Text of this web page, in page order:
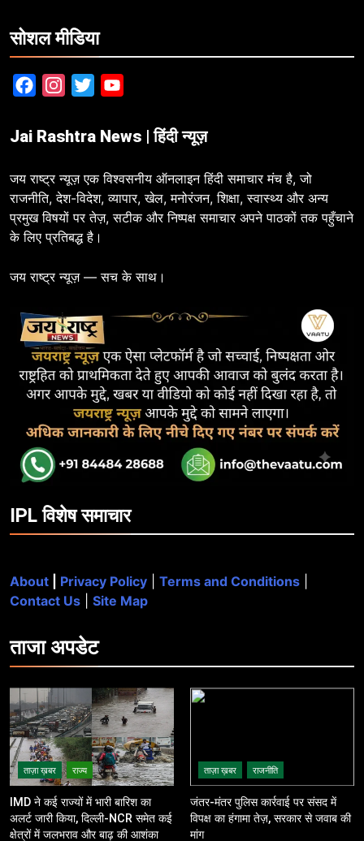
सोशल मीडिया
FacebookInstagram
Twitter
Jai Rashtra News | हिंदी न्यूज़
जय राष्ट्र न्यूज़ एक विश्वसनीय ऑनलाइन हिंदी समाचार मंच है, जो
राजनीति, देश-विदेश, व्यापार, खेल, मनोरंजन, शिक्षा, स्वास्थ्य और अन्य
प्रमुख विषयों पर तेज़, सटीक और निष्पक्ष समाचार अपने पाठकों तक पहुँचाने
के लिए प्रतिबद्ध है।
जय राष्ट्र न्यूज़ — सच के साथ।
IPL विशेष समाचार
About Privacy Policy Terms and Conditions
Contact Us
Site Map
ताजाअपडेट
ताज़ा ख़बर राज्य
IMD ने कई राज्यों में भारी बारिश का
अलर्ट जारी किया, दिल्ली-NCR समेत कई
क्षेत्रों में जलभराव और बाढ़ की आशंका
ताज़ा ख़बर राजनीति
जंतर-मंतर पुलिस कार्रवाई पर संसद में
विपक्ष का हंगामा तेज़, सरकार से जवाब की
मांग